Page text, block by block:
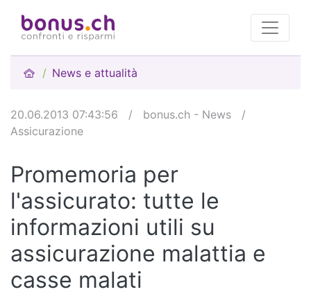
News e attualità
20.06.2013 07:43:56 / bonus.ch - News
/
Assicurazione
Promemoria per
l'assicurato: tutte le
informazioni utili su
assicurazione malattia e
casse malati